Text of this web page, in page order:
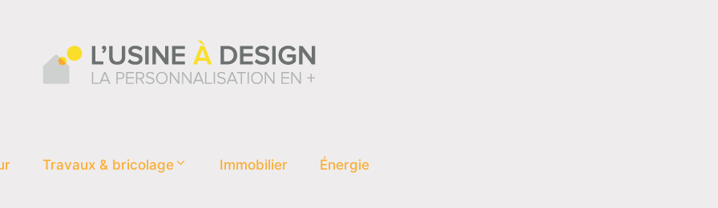
Travaux & bricolage Immobilier Énergie